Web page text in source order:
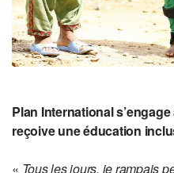
Plan International
reçoive une éducation
« Tous les jours, je rampais